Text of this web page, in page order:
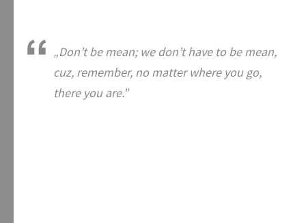
„Don’t be mean; we don’t have to be mean,
cuz, remember, no matter where you go,
there you are.”